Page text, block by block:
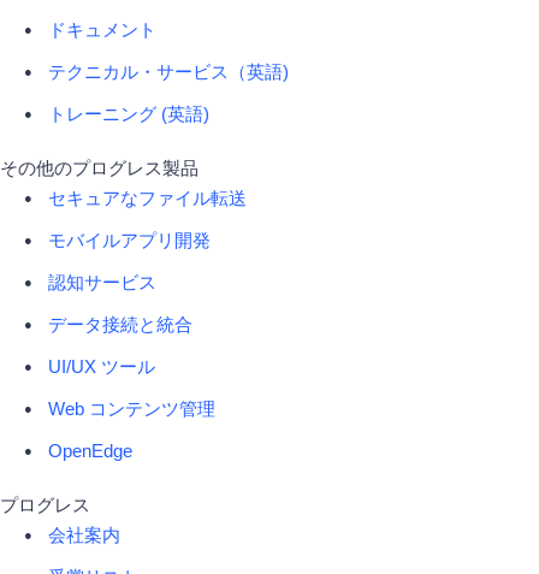
ドキュメント
テクニカル・サービス（英語)
トレーニング (英語)
その他のプログレス製品
セキュアなファイル転送
モバイルアプリ開発
認知サービス
データ接続と統合
UI/UX ツール
Web コンテンツ管理
OpenEdge
プログレス
会社案内